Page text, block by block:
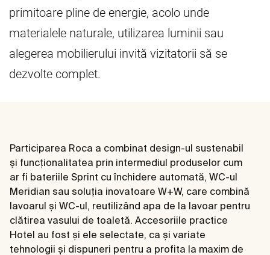
primitoare pline de energie, acolo unde
materialele naturale, utilizarea luminii sau
alegerea mobilierului invită vizitatorii să se
dezvolte complet.
Participarea Roca a combinat design-ul sustenabil
și funcționalitatea prin intermediul produselor cum
ar fi bateriile Sprint cu închidere automată, WC-ul
Meridian sau soluția inovatoare W+W, care combină
lavoarul și WC-ul, reutilizând apa de la lavoar pentru
clătirea vasului de toaletă. Accesoriile practice
Hotel au fost și ele selectate, ca și variate
tehnologii și dispuneri pentru a profita la maxim de